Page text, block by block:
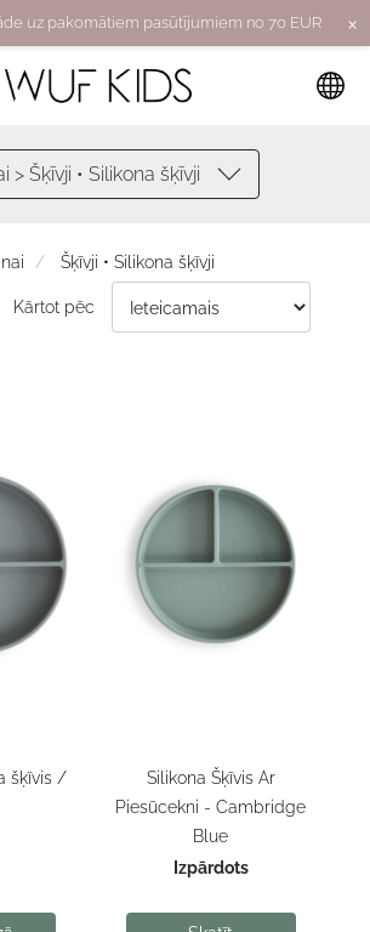
uz pakomātiem pasūtījumiem no 70 EUR ×
> Šķīvji • Silikona šķīvji
Šķīvji • Silikona šķīvji
Kārtot pēc
šķīvis /
Silikona Šķīvis Ar
Piesūcekni - Cambridge
Blue
Izpārdots